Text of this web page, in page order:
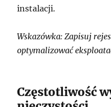
instalacji.
Wskazówka: Zapisuj
optymalizować
Częstotliwość